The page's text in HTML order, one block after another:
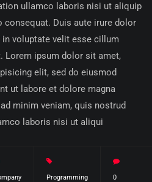
ullamco laboris nisi ut aliquip
consequat. Duis aute irure dolor
in voluptate velit esse cillum
Lorem ipsum dolor sit amet,
elit, sed do eiusmod
ut labore et dolore magna
minim veniam, quis nostrud
laboris nisi ut aliqui
Programming 0